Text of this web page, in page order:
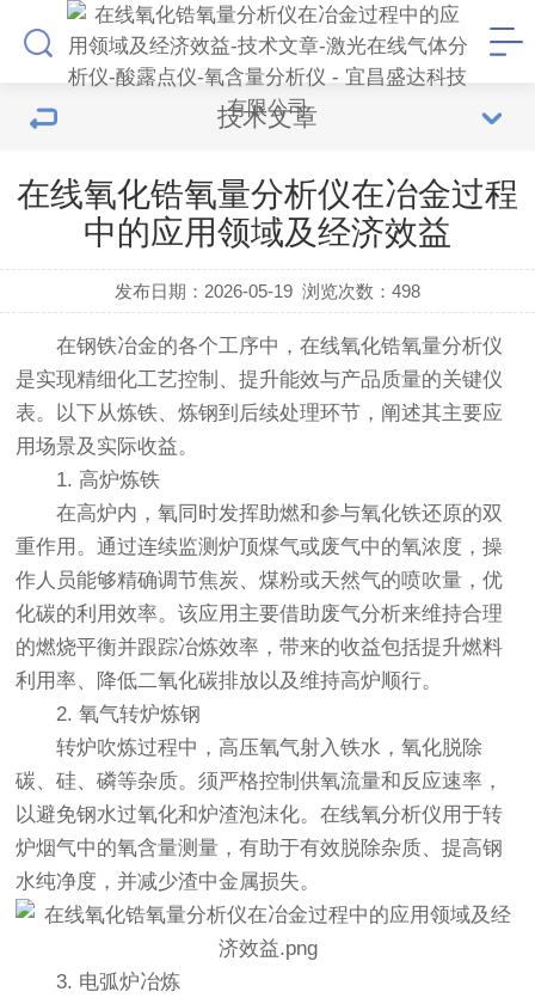
技术文章
在线氧化锆氧量分析仪在冶金过程
中的应用领域及经济效益
发布日期：2026-05-19 浏览次数：498
在钢铁冶金的各个工序中，在线氧化锆氧量分析仪
是实现精细化工艺控制、提升能效与产品质量的关键仪
表。以下从炼铁、炼钢到后续处理环节，阐述其主要应
用场景及实际收益。
1. 高炉炼铁
在高炉内，氧同时发挥助燃和参与氧化铁还原的双
重作用。通过连续监测炉顶煤气或废气中的氧浓度，操
作人员能够精确调节焦炭、煤粉或天然气的喷吹量，优
化碳的利用效率。该应用主要借助废气分析来维持合理
的燃烧平衡并跟踪冶炼效率，带来的收益包括提升燃料
利用率、降低二氧化碳排放以及维持高炉顺行。
2. 氧气转炉炼钢
转炉吹炼过程中，高压氧气射入铁水，氧化脱除
碳、硅、磷等杂质。须严格控制供氧流量和反应速率，
以避免钢水过氧化和炉渣泡沫化。在线氧分析仪用于转
炉烟气中的氧含量测量，有助于有效脱除杂质、提高钢
水纯净度，并减少渣中金属损失。
3. 电弧炉冶炼